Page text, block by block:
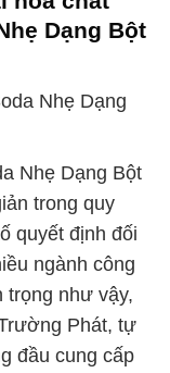
Dạng Bột
Nhẹ Dạng
Nhẹ Dạng Bột
trong quy
quyết định đối
ngành công
trọng như vậy,
Phát, tự
đầu cung cấp